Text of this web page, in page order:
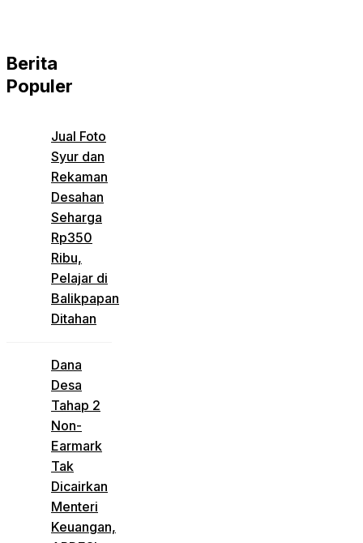
Berita
Populer
Jual Foto
Syur dan
Rekaman
Desahan
Seharga
Rp350
Ribu,
Pelajar di
Balikpapan
Ditahan
Dana
Desa
Tahap 2
Non-
Earmark
Tak
Dicairkan
Menteri
Keuangan,